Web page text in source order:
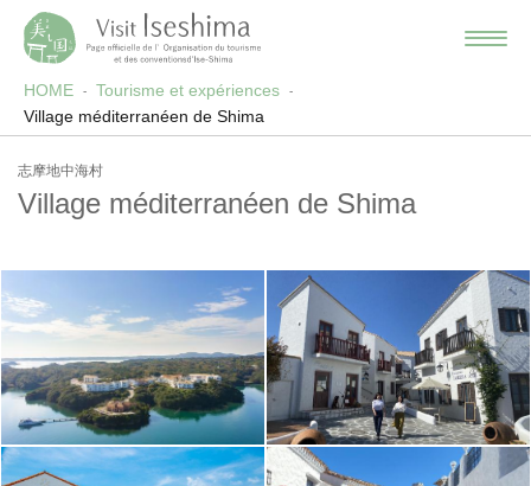
HOME
Tourisme et expériences
Village méditerranéen de Shima
志摩地中海村
Village méditerranéen de Shima